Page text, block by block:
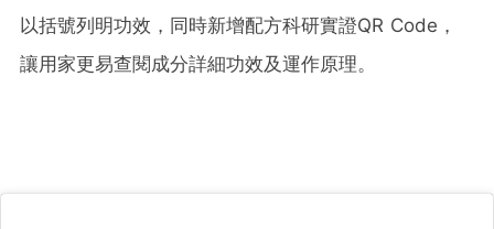
以括號列明功效，同時新增配方科研實證QR Code，
讓用家更易查閱成分詳細功效及運作原理。